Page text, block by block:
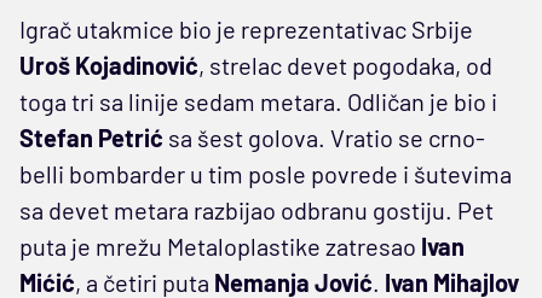
Igrač utakmice bio je reprezentativac Srbije
Uroš Kojadinović, strelac devet pogodaka, od
toga tri sa linije sedam metara. Odličan je bio i
Stefan Petrić sa šest golova. Vratio se crno-
belli bombarder u tim posle povrede i šutevima
sa devet metara razbijao odbranu gostiju. Pet
puta je mrežu Metaloplastike zatresao Ivan
Mićić, a četiri puta Nemanja Jović. Ivan Mihajlov